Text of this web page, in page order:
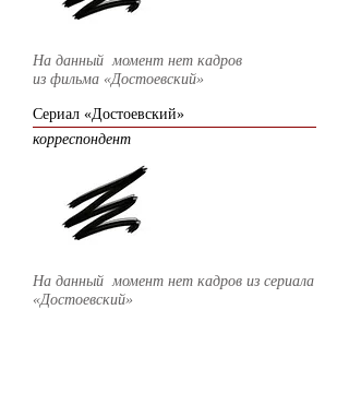
На данный момент нет кадров
из фильма «Достоевский»
Сериал «Достоевский»
корреспондент
На данный момент нет кадров из сериала
«Достоевский»